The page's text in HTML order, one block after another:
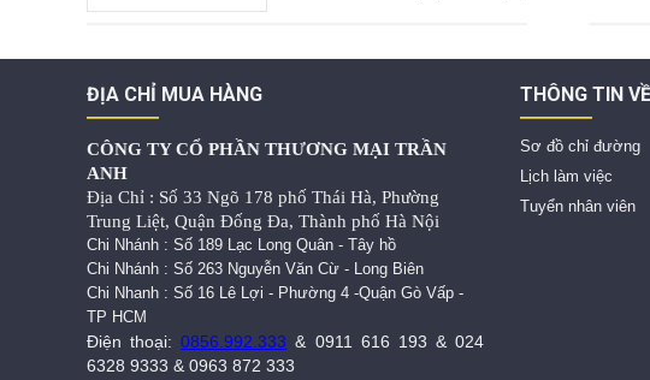
khách hàng những sản phẩm Pin
ĐỊA CHỈ MUA HÀNG
CÔNG TY CỔ PHẦN THƯƠNG MẠI TRẦN
ANH
Địa Chỉ : Số 33 Ngõ 178 phố Thái Hà, Phường
Trung Liệt, Quận Đống Đa, Thành phố Hà Nội
Chi Nhánh : Số 189 Lạc Long Quân - Tây hồ
Chi Nhánh : Số 263 Nguyễn Văn Cừ - Long Biên
Chi Nhanh : Số 16 Lê Lợi - Phường 4 -Quận Gò Vấp -
TP HCM
Điện thoại:0856.992.333 & 0911 616 193 & 024
6328 9333 & 0963 872 333
THÔNG TIN
Sơ đồ chỉ đường
Lịch làm việc
Tuyển nhân viên